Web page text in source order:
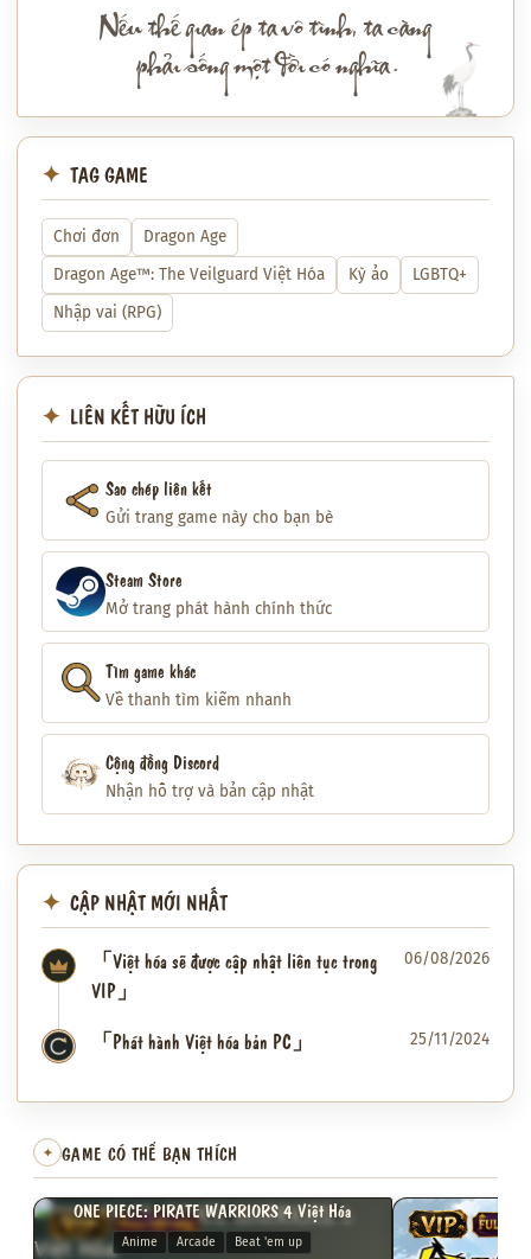
Nếu thế gian ép ta vô tình, ta càng
phải sống một đời có nghĩa.
TAG GAME
Chơi đơn
Dragon Age
Dragon Age™: The Veilguard Việt Hóa
Kỳ ảo
LGBTQ+
Nhập vai (RPG)
LIÊN KẾT HỮU ÍCH
Sao chép liên kết
Gửi trang game này cho bạn bè
Steam Store
Mở trang phát hành chính thức
Tìm game khác
Về thanh tìm kiếm nhanh
Cộng đồng Discord
Nhận hỗ trợ và bản cập nhật
CẬP NHẬT MỚI NHẤT
「Việt hóa sẽ được cập nhật liên tục trong
VIP」
06/08/2026
✦ 「Phát hành Việt hóa bản PC」 25/11/2024
✦ GAME CÓ THỂ BẠN THÍCH
VIP FULL VIỆT HÓA
ONE PIECE: PIRATE WARRIORS 4 Việt Hóa
Anime Arcade Beat 'em up
VIP FULL